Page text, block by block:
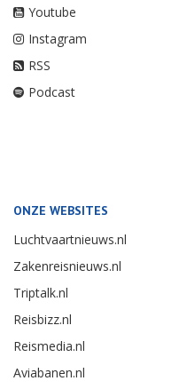
Youtube
Instagram
RSS
Podcast
ONZE WEBSITES
Luchtvaartnieuws.nl
Zakenreisnieuws.nl
Triptalk.nl
Reisbizz.nl
Reismedia.nl
Aviabanen.nl